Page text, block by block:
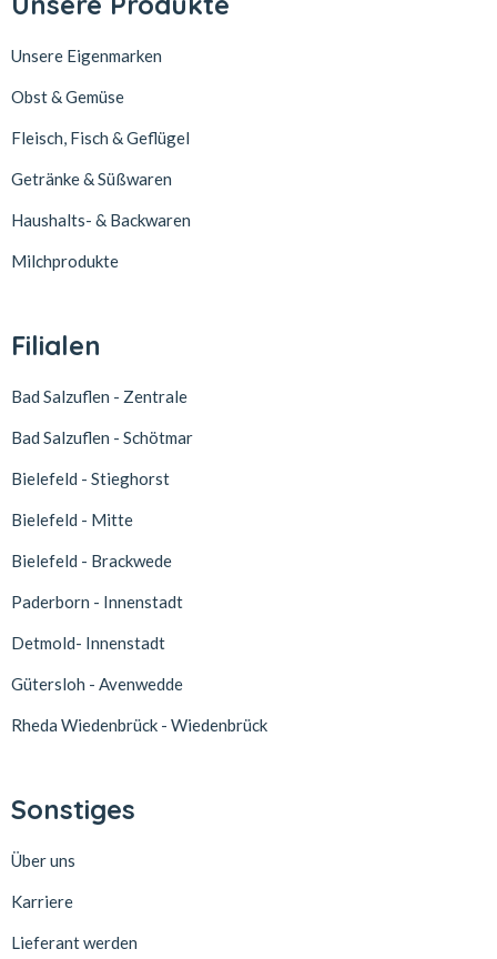
Unsere Eigenmarken
Obst & Gemüse
Fleisch, Fisch & Geflügel
Getränke & Süßwaren
Haushalts- & Backwaren
Milchprodukte
Filialen
Bad Salzuflen - Zentrale
Bad Salzuflen - Schötmar
Bielefeld - Stieghorst
Bielefeld - Mitte
Bielefeld - Brackwede
Paderborn - Innenstadt
Detmold- Innenstadt
Gütersloh - Avenwedde
Rheda Wiedenbrück - Wiedenbrück
Sonstiges
Über uns
Karriere
Lieferant werden